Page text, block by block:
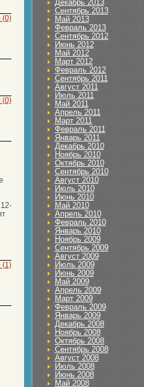
(0)
(0)
(1)
Декабрь 2013
Сентябрь 2013
Май 2013
Февраль 2013
Сентябрь 2012
Июнь 2012
Май 2012
Март 2012
Февраль 2012
Сентябрь 2011
Август 2011
Июль 2011
Май 2011
Апрель 2011
Март 2011
Февраль 2011
Январь 2011
Декабрь 2010
Ноябрь 2010
Октябрь 2010
Сентябрь 2010
Август 2010
Июль 2010
Июнь 2010
Май 2010
Апрель 2010
Февраль 2010
Январь 2010
Ноябрь 2009
Сентябрь 2009
Август 2009
Июль 2009
Июнь 2009
Май 2009
Апрель 2009
Март 2009
Февраль 2009
Январь 2009
Декабрь 2008
Ноябрь 2008
Октябрь 2008
Сентябрь 2008
Август 2008
Июль 2008
Июнь 2008
Май 2008